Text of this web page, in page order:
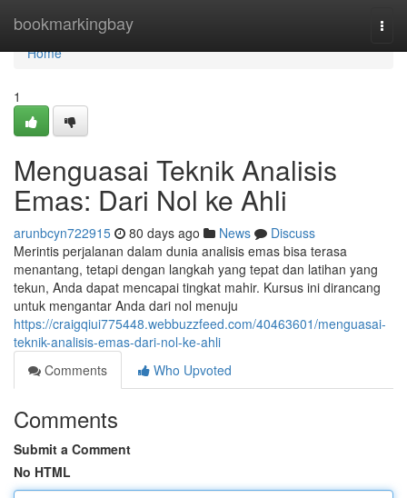
bookmarkingbay
Home
Home
1
Menguasai Teknik Analisis
Emas: Dari Nol ke Ahli
arunbcyn722915 80 days ago News
Discuss
Merintis perjalanan dalam dunia analisis emas bisa terasa
menantang, tetapi dengan langkah yang tepat dan latihan yang
tekun, Anda dapat mencapai tingkat mahir. Kursus ini dirancang
untuk mengantar Anda dari nol menuju
https://craigqiui775448.webbuzzfeed.com/40463601/menguasai-
teknik-analisis-emas-dari-nol-ke-ahli
Comments
Who Upvoted
Comments
Submit a Comment
No HTML